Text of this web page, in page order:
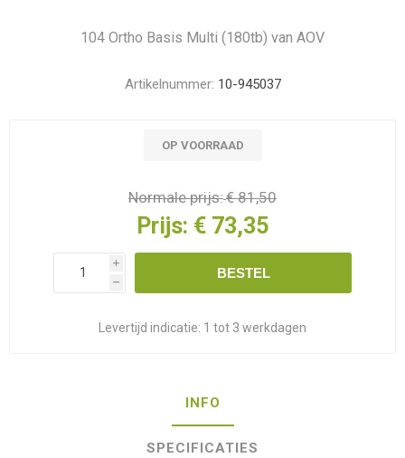
104 Ortho Basis Multi (180tb) van AOV
Artikelnummer: 10-945037
OP VOORRAAD
Normale prijs:€ 81,50
Prijs: € 73,35
i
h
BESTEL
Levertijd indicatie: 1 tot 3 werkdagen
INFO
SPECIFICATIES